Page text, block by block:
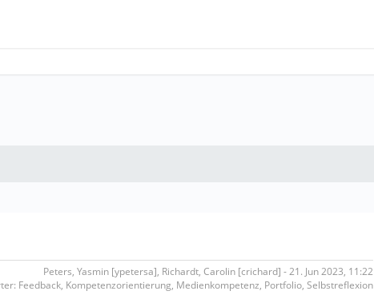
Peters, Yasmin [ypetersa], Richardt, Carolin [crichard] - 21. Jun 2023, 11:22
Feedback, Kompetenzorientierung, Medienkompetenz, Portfolio, Selbstreflexion